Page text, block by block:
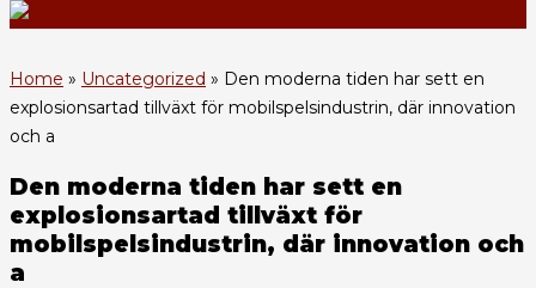
Home » Uncategorized » Den moderna tiden har sett en
explosionsartad tillväxt för mobilspelsindustrin, där innovation
och a
Den moderna tiden har sett en
explosionsartad tillväxt för
mobilspelsindustrin, där innovation och
a